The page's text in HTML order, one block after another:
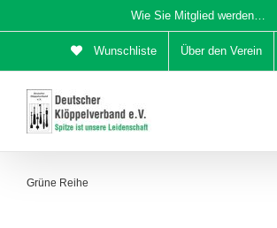
Inhalt
Wie Sie Mitglied werden…
Wunschliste Über den Verein
Grüne Reihe